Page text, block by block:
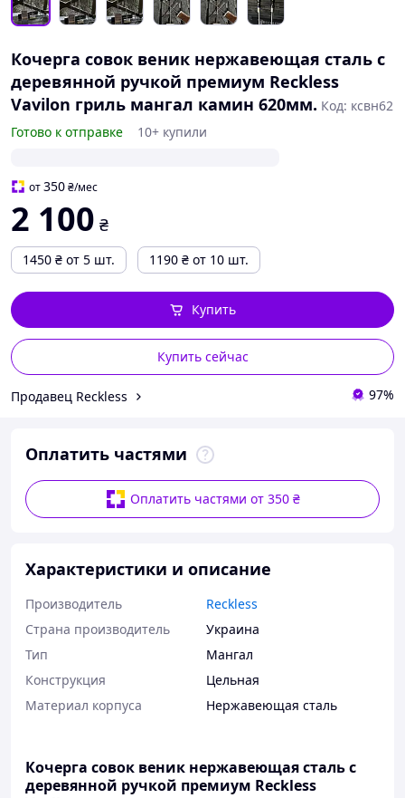
Кочерга совок веник нержавеющая сталь с
деревянной ручкой премиум Reckless
Vavilon гриль мангал камин 620мм. Код: ксвн62
Готово к отправке
10+ купили
от350₴/мес
2 100 ₴
1450 ₴ от 5 шт. 1190 ₴ от 10 шт.
Купить сейчас
Купить
Продавец Reckless 97%
Оплатить частями
Оплатить частями от 350 ₴
Характеристики и описание
Производитель
Reckless
Страна производитель
Украина
Тип
Мангал
Конструкция
Цельная
Материал корпуса
Нержавеющая сталь
Кочерга совок веник нержавеющая сталь с
деревянной ручкой премиум Reckless